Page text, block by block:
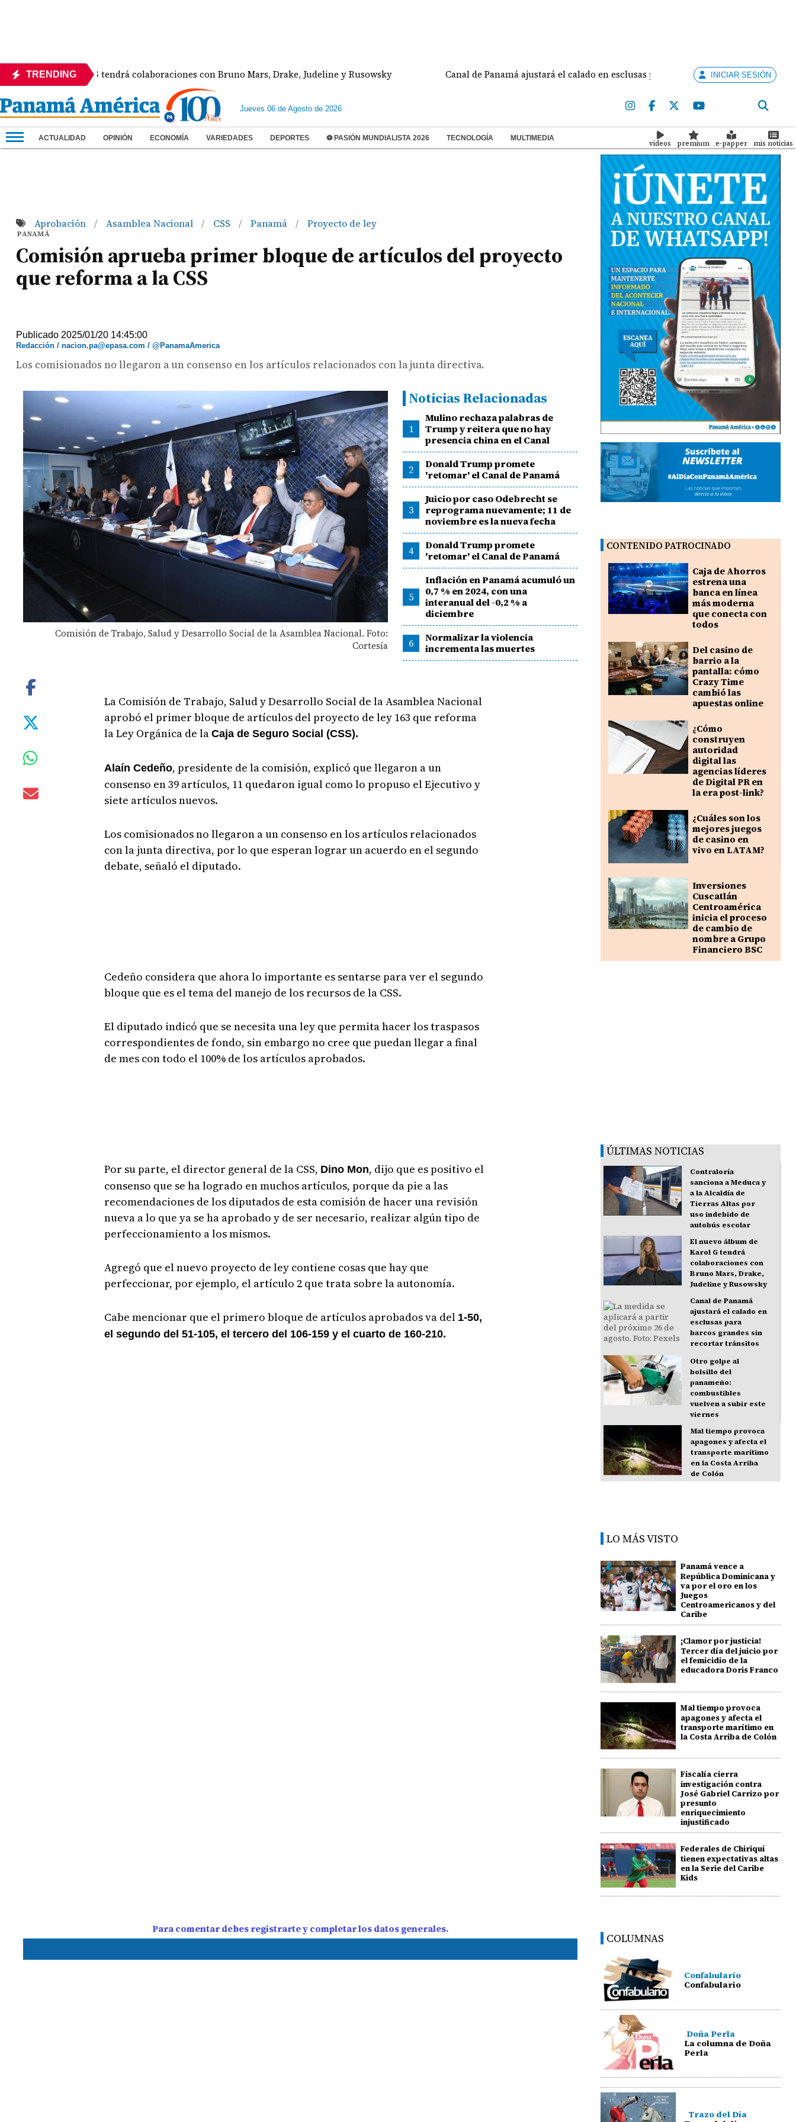
TRENDING
de Karol G tendrá colaboraciones con Bruno Mars, Drake, Judeline y Rusowsky Canal de Panamá ajustará el calado en esclusas para barcos grandes sin recortar
INICIAR SESIÓN
Jueves 06 de Agosto de 2026
ACTUALIDAD OPINIÓN ECONOMÍA VARIEDADES DEPORTES ⚽ PASIÓN MUNDIALISTA 2026 TECNOLOGÍA MULTIMEDIA
videos premium e-papper mis noticias
Aprobación / Asamblea Nacional / CSS / Panamá / Proyecto de ley
PANAMÁ
Comisión aprueba primer bloque de artículos del proyecto
que reforma a la CSS
Publicado 2025/01/20 14:45:00
Redacción / nacion.pa@epasa.com / @PanamaAmerica
Los comisionados no llegaron a un consenso en los artículos relacionados con la junta directiva.
Comisión de Trabajo, Salud y Desarrollo Social de la Asamblea Nacional. Foto:
Cortesía
Noticias Relacionadas
1
Mulino rechaza palabras de
Trump y reitera que no hay
presencia china en el Canal
2
Donald Trump promete
'retomar' el Canal de Panamá
3
Juicio por caso Odebrecht se
reprograma nuevamente; 11 de
noviembre es la nueva fecha
4
Donald Trump promete
'retomar' el Canal de Panamá
5
Inflación en Panamá acumuló un
0,7 % en 2024, con una
interanual del -0,2 % a
diciembre
6
Normalizar la violencia
incrementa las muertes
La Comisión de Trabajo, Salud y Desarrollo Social de la Asamblea Nacional
aprobó el primer bloque de artículos del proyecto de ley 163 que reforma
la Ley Orgánica de la Caja de Seguro Social (CSS).
Alaín Cedeño, presidente de la comisión, explicó que llegaron a un
consenso en 39 artículos, 11 quedaron igual como lo propuso el Ejecutivo y
siete artículos nuevos.
Los comisionados no llegaron a un consenso en los artículos relacionados
con la junta directiva, por lo que esperan lograr un acuerdo en el segundo
debate, señaló el diputado.
Cedeño considera que ahora lo importante es sentarse para ver el segundo
bloque que es el tema del manejo de los recursos de la CSS.
El diputado indicó que se necesita una ley que permita hacer los traspasos
correspondientes de fondo, sin embargo no cree que puedan llegar a final
de mes con todo el 100% de los artículos aprobados.
Por su parte, el director general de la CSS, Dino Mon, dijo que es positivo el
consenso que se ha logrado en muchos artículos, porque da pie a las
recomendaciones de los diputados de esta comisión de hacer una revisión
nueva a lo que ya se ha aprobado y de ser necesario, realizar algún tipo de
perfeccionamiento a los mismos.
Agregó que el nuevo proyecto de ley contiene cosas que hay que
perfeccionar, por ejemplo, el artículo 2 que trata sobre la autonomía.
Cabe mencionar que el primero bloque de artículos aprobados va del 1-50,
el segundo del 51-105, el tercero del 106-159 y el cuarto de 160-210.
Para comentar debes registrarte y completar los datos generales.
CONTENIDO PATROCINADO
Caja de Ahorros
estrena una
banca en línea
más moderna
que conecta con
todos
Del casino de
barrio a la
pantalla: cómo
Crazy Time
cambió las
apuestas online
¿Cómo
construyen
autoridad
digital las
agencias líderes
de Digital PR en
la era post-link?
¿Cuáles son los
mejores juegos
de casino en
vivo en LATAM?
Inversiones
Cuscatlán
Centroamérica
inicia el proceso
de cambio de
nombre a Grupo
Financiero BSC
ÚLTIMAS NOTICIAS
Contraloría
sanciona a Meduca y
a la Alcaldía de
Tierras Altas por
uso indebido de
autobús escolar
El nuevo álbum de
Karol G tendrá
colaboraciones con
Bruno Mars, Drake,
Judeline y Rusowsky
Canal de Panamá
ajustará el calado en
esclusas para
barcos grandes sin
recortar tránsitos
Otro golpe al
bolsillo del
panameño:
combustibles
vuelven a subir este
viernes
Mal tiempo provoca
apagones y afecta el
transporte marítimo
en la Costa Arriba
de Colón
LO MÁS VISTO
Panamá vence a
República Dominicana y
va por el oro en los
Juegos
Centroamericanos y del
Caribe
¡Clamor por justicia!
Tercer día del juicio por
el femicidio de la
educadora Doris Franco
Mal tiempo provoca
apagones y afecta el
transporte marítimo en
la Costa Arriba de Colón
Fiscalía cierra
investigación contra
José Gabriel Carrizo por
presunto
enriquecimiento
injustificado
Federales de Chiriquí
tienen expectativas altas
en la Serie del Caribe
Kids
COLUMNAS
Confabulario
Confabulario
Doña Perla
La columna de Doña
Perla
Trazo del Día